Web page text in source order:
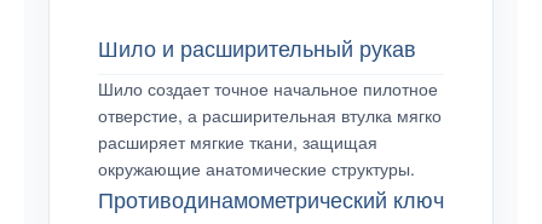
Шило и расширительный рукав
Шило создает точное начальное пилотное
отверстие, а расширительная втулка мягко
расширяет мягкие ткани, защищая
окружающие анатомические структуры.
Противодинамометрический ключ